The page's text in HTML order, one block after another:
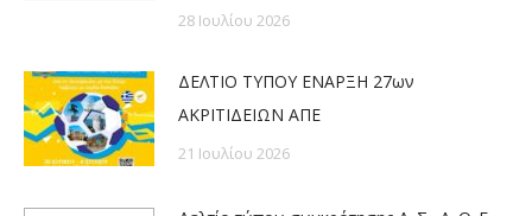
28 Ιουλίου 2026
ΔΕΛΤΙΟ ΤΥΠΟΥ ΕΝΑΡΞΗ 27ων
ΑΚΡΙΤΙΔΕΙΩΝ ΑΠΕ
21 Ιουλίου 2026